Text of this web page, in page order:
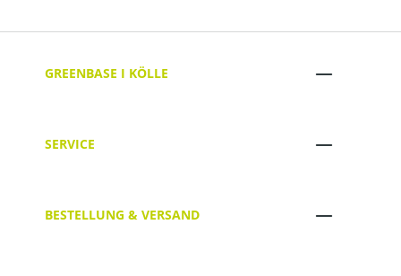
GREENBASE I KÖLLE
SERVICE
BESTELLUNG & VERSAND